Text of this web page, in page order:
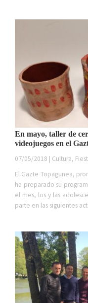
En mayo, taller de
videojuegos en el
07/05/2018 | Cultura,
El Gazte Topagunea,
ha preparado su
el mes, los y las
parte en las siguientes